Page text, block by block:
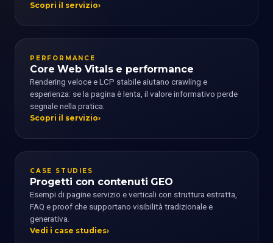
Scopri il servizio
PERFORMANCE
Core Web Vitals e performance
Rendering veloce e LCP stabile aiutano crawling e
esperienza: se la pagina è lenta, il valore informativo perde
segnale nella pratica.
Scopri il servizio
CASE STUDIES
Progetti con contenuti GEO
Esempi di pagine servizio e verticali con struttura estratta,
FAQ e proof che supportano visibilità tradizionale e
generativa.
Vedi i case studies